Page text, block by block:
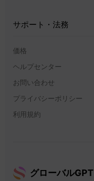
サポート・法務
価格
ヘルプセンター
お問い合わせ
プライバシーポリシー
利用規約
グローバルGPT